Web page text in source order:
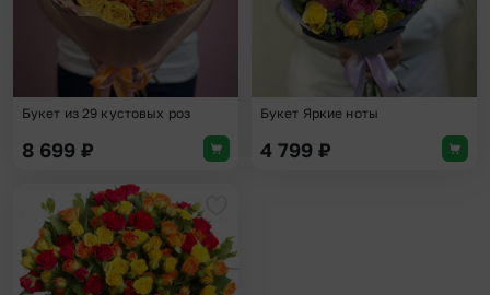
Букет из 29 кустовых роз
8 699 ₽
Букет Яркие ноты
4 799 ₽